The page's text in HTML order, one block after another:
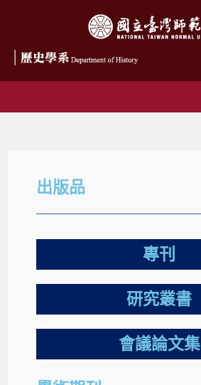
出版品
專刊
研究叢書
會議論文集